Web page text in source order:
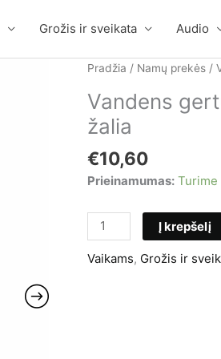
Grožis ir sveikata Audio
Pradžia / Namų prekės /
Vandens
žalia
€10,60
Prieinamumas: Turime
produkto
kiekis:
Vandens
Į krepšelį
Vaikams, Grožis ir